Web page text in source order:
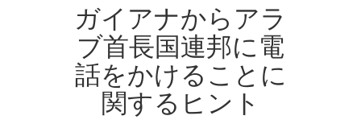
ガイアナからアラ
ブ首長国連邦に電
話をかけることに
関するヒント